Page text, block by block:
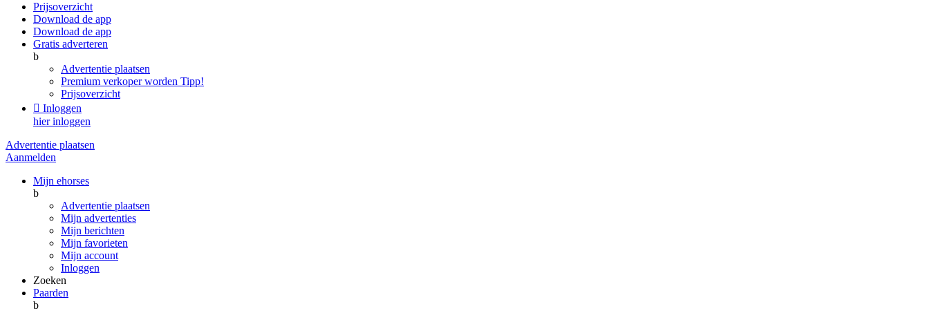
Prijsoverzicht
Download de app
Download de app
Gratis adverteren
b
Advertentie plaatsen
Premium verkoper worden Tipp!
Prijsoverzicht
 Inloggen
hier inloggen
Advertentie plaatsen
Aanmelden
Mijn ehorses
b
Advertentie plaatsen
Mijn advertenties
Mijn berichten
Mijn favorieten
Mijn account
Inloggen
Zoeken
Paarden
b